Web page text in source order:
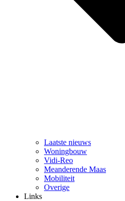
Laatste nieuws
Woningbouw
Vidi-Reo
Meanderende Maas
Mobiliteit
Overige
Links